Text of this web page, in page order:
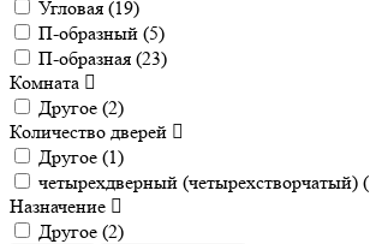
Угловая (19)
П-образный (5)
П-образная (23)
Комната
Другое (2)
Количество дверей
Другое (1)
четырехдверный (четырехстворчатый) (
Назначение
Другое (2)